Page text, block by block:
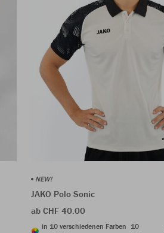
NEW!
JAKO Polo Sonic
ab CHF 40.00
in 10 verschiedenen Farben 10